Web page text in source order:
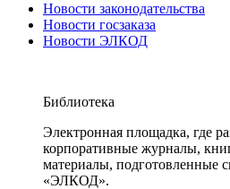
Новости законодательства
Новости госзаказа
Новости ЭЛКОД
Библиотека
Электронная площадка, где
корпоративные журналы,
материалы, подготовленные
«ЭЛКОД».